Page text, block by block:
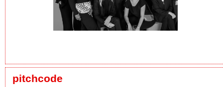
pitchcode